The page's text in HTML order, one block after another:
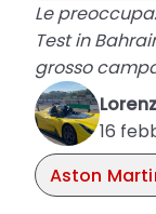
Le
Test in
grosso
16
Aston